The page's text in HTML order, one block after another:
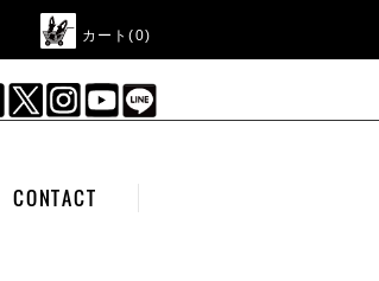
カート(0)
CONTACT